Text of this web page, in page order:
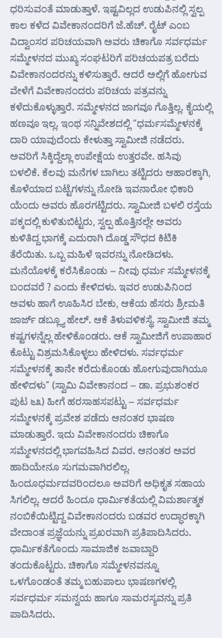
ಧರಿಸುವಂತೆ ಮಾಡುತ್ತಾಳೆ. ಇಷ್ಟವಿಲ್ಲದ ಉಡುಪಿನಲ್ಲಿ ಸ್ವಲ್ಪ
ಕಾಲ ಕಳೆದ ವಿವೇಕಾನಂದರಿಗೆ ಜೆ.ಹೆಚ್. ರೈಟ್ ಎಂಬ
ವಿದ್ವಾಂಸರ ಪರಿಚಯವಾಗಿ ಅವರು ಚಿಕಾಗೊ ಸರ್ವಧರ್ಮ
ಸಮ್ಮೇಳನದ ಮುಖ್ಯ ಸಂಘಟರಿಗೆ ಪರಿಚಯಪತ್ರ ಬರೆದು
ವಿವೇಕಾನಂದರನ್ನು ಕಳಿಸುತ್ತಾರೆ. ಆದರೆ ಅಲ್ಲಿಗೆ ಹೋಗುವ
ವೇಳೆಗೆ ವಿವೇಕಾನಂದರು ಪರಿಚಯ ಪತ್ರವನ್ನು
ಕಳೆದುಕೊಳ್ಳುತ್ತಾರೆ. ಸಮ್ಮೇಳನದ ಜಾಗವೂ ಗೊತ್ತಿಲ್ಲ. ಕೈಯಲ್ಲಿ
ಹಣವೂ ಇಲ್ಲ. ಇಂಥ ಸನ್ನಿವೇಶದಲ್ಲಿ “ಧರ್ಮಸಮ್ಮೇಳನಕ್ಕೆ
ದಾರಿ ಯಾವುದೆಂದು ಕೇಳುತ್ತಾ ಸ್ವಾಮೀಜಿ ನಡೆದರು.
ಅವರಿಗೆ ಸಿಕ್ಕಿದ್ದೆಲ್ಲಾ ಉಪೇಕ್ಷೆಯ ಉತ್ತರವೇ. ಹಸಿವು
ಬಳಲಿಕೆ. ಕೆಲವು ಮನೆಗಳ ಬಾಗಿಲು ತಟ್ಟಿದರು ಆಹಾರಕ್ಕಾಗಿ,
ಕೊಳೆಯಾದ ಬಟ್ಟೆಗಳನ್ನು ನೋಡಿ ಇವನಾರೋ ಭಿಕಾರಿ
ಯೆಂದು ಅವರು ಹೊರಗಟ್ಟಿದರು. ಸ್ವಾಮೀಜಿ ಬಳಲಿ ರಸ್ತೆಯ
ಪಕ್ಕದಲ್ಲಿ ಕುಳಿತುಬಿಟ್ಟರು, ಸ್ವಲ್ಪ ಹೊತ್ತಿನಲ್ಲೇ ಅವರು
ಕುಳಿತಿದ್ದ ಭಾಗಕ್ಕೆ ಎದುರಾಗಿ ದೊಡ್ಡ ಸೌಧದ ಕಿಟಿಕಿ
ತೆರೆಯಿತು. ಒಬ್ಬ ಮಹಿಳೆ ಇವರನ್ನು ನೋಡಿದಳು.
ಮನೆಯೊಳಕ್ಕೆ ಕರೆಸಿಕೊಂಡು – ನೀವು ಧರ್ಮ ಸಮ್ಮೇಳನಕ್ಕೆ
ಬಂದವರೆ ? ಎಂದು ಕೇಳಿದಳು. ಇವರ ಉಡುಪಿನಿಂದ
ಅವಳು ಹಾಗೆ ಊಹಿಸಿರ ಬೇಕು, ಆಕೆಯ ಹೆಸರು ಶ್ರೀಮತಿ
ಜಾರ್ಜ್ ಡಬ್ಲ್ಯೂ ಹೇಲ್. ಆಕೆ ತಿಳುವಳಿಕಸ್ಥೆ. ಸ್ವಾಮೀಜಿ ತಮ್ಮ
ಕಷ್ಟಗಳನ್ನೆಲ್ಲ ಹೇಳಿಕೊಂಡರು. ಆಕೆ ಸ್ವಾಮೀಜಿಗೆ ಉಪಾಹಾರ
ಕೊಟ್ಟು ವಿಶ್ರಮಸಿಕೊಳ್ಳಲು ಹೇಳಿದಳು. ಸರ್ವಧರ್ಮ
ಸಮ್ಮೇಳನಕ್ಕೆ ತಾನೇ ಕರೆದುಕೊಂಡು ಹೋಗುವುದಾಗಿಯೂ
ಹೇಳಿದಳು” (ಸ್ವಾಮಿ ವಿವೇಕಾನಂದ – ಡಾ. ಪ್ರಭುಶಂಕರ
ಪುಟ ೬೩) ಹೀಗೆ ಹರಸಾಹಸಪಟ್ಟು – ಸರ್ವಧರ್ಮ
ಸಮ್ಮೇಳನಕ್ಕೆ ಪ್ರವೇಶ ಪಡೆದು ಆನಂತರ ಭಾಷಣ
ಮಾಡುತ್ತಾರೆ. ಇದು ವಿವೇಕಾನಂದರು ಚಿಕಾಗೊ
ಸಮ್ಮೇಳನದಲ್ಲಿ ಭಾಗವಹಿಸಿದ ವಿವರ. ಆನಂತರ ಅವರ
ಹಾದಿಯೇನೂ ಸುಗಮವಾಗಿರಲಿಲ್ಲ.
ಹಿಂದೂಧರ್ಮದವರಿಂದಲೂ ಅವರಿಗೆ ಅಧಿಕೃತ ಸಹಾಯ
ಸಿಗಲಿಲ್ಲ. ಆದರೆ ಹಿಂದೂ ಧಾರ್ಮಿಕತೆಯಲ್ಲಿ ವಿಮರ್ಶಾತ್ಮಕ
ನಂಬಿಕೆಯಿಟ್ಟಿದ್ದ ವಿವೇಕಾನಂದರು ಬಡವರ ಉದ್ಧಾರಕ್ಕಾಗಿ
ವೇದಾಂತ ಪ್ರಜ್ಞೆಯನ್ನು ಪ್ರಖರವಾಗಿ ಪ್ರತಿಪಾದಿಸಿದರು.
ಧಾರ್ಮಿಕತೆಗೊಂದು ಸಾಮಾಜಿಕ ಜವಾಬ್ದಾರಿ
ತಂದುಕೊಟ್ಟರು. ಚಿಕಾಗೊ ಸಮ್ಮೇಳನವನ್ನೂ
ಒಳಗೊಂಡಂತೆ ತಮ್ಮ ಬಹುಪಾಲು ಭಾಷಣಗಳಲ್ಲಿ
ಸರ್ವಧರ್ಮ ಸಮನ್ವಯ ಹಾಗೂ ಸಾಮರಸ್ಯವನ್ನು ಪ್ರತಿ
ಪಾದಿಸಿದರು.